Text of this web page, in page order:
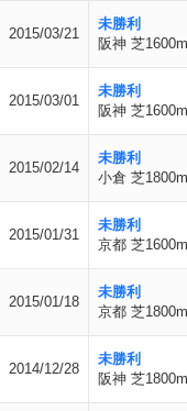
2015/03/21
未勝利
阪神 芝
2015/03/01
未勝利
阪神 芝
2015/02/14
未勝利
小倉 芝
2015/01/31
未勝利
京都 芝
2015/01/18
未勝利
京都 芝
2014/12/28
未勝利
阪神 芝